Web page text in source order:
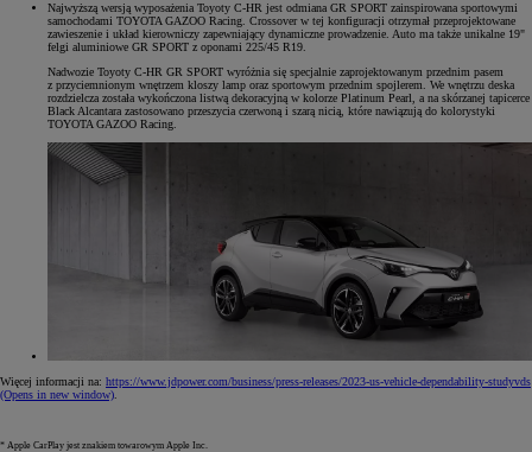
Najwyższą wersją wyposażenia Toyoty C-HR jest odmiana GR SPORT zainspirowana sportowymi
samochodami TOYOTA GAZOO Racing. Crossover w tej konfiguracji otrzymał przeprojektowane
zawieszenie i układ kierowniczy zapewniający dynamiczne prowadzenie. Auto ma także unikalne 19"
felgi aluminiowe GR SPORT z oponami 225/45 R19.
Nadwozie Toyoty C-HR GR SPORT wyróżnia się specjalnie zaprojektowanym przednim pasem
z przyciemnionym wnętrzem kloszy lamp oraz sportowym przednim spojlerem. We wnętrzu deska
rozdzielcza została wykończona listwą dekoracyjną w kolorze Platinum Pearl, a na skórzanej tapicerce
Black Alcantara zastosowano przeszycia czerwoną i szarą nicią, które nawiązują do kolorystyki
TOYOTA GAZOO Racing.
Więcej informacji na: https://www.jdpower.com/business/press-releases/2023-us-vehicle-dependability-studyvds
(Opens in new window)
* Apple CarPlay jest znakiem towarowym Apple Inc.